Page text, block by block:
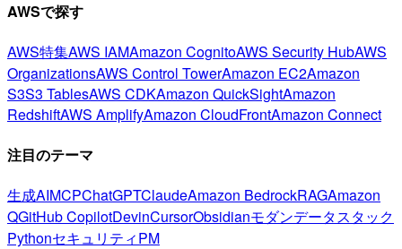
AWSで探す
AWS特集AWS IAMAmazon CognitoAWS Security HubAWS
OrganizationsAWS Control TowerAmazon EC2Amazon
S3S3 TablesAWS CDKAmazon QuickSightAmazon
RedshiftAWS AmplifyAmazon CloudFrontAmazon Connect
注目のテーマ
生成AIMCPChatGPTClaudeAmazon BedrockRAGAmazon
QGitHub CopilotDevinCursorObsidianモダンデータスタック
PythonセキュリティPM